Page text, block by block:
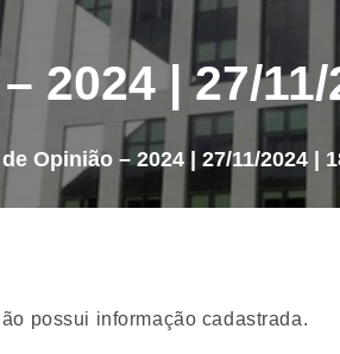
2024 | 27/
Opinião – 2024 | 27/11/2024 |
possui informação cadastrada.